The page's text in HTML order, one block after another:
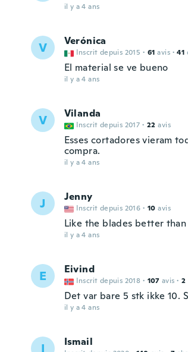
il y a 4 ans
V Verónica
Inscrit depuis 2015 · 61 avis · 41
El material se ve bueno
il y a 4 ans
V Vilanda
Inscrit depuis 2017 · 22 avis
Esses cortadores vieram
compra.
il y a 4 ans
J Jenny
Inscrit depuis 2016 · 10 avis
Like the blades better
il y a 4 ans
E Eivind
Inscrit depuis 2018 · 107 avis · 2
Det var bare 5 stk ikke 10.
il y a 4 ans
I Ismail